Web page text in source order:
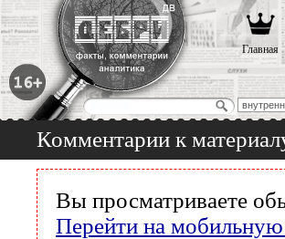
Главная
Комментарии к
Вы просматриваете
Перейти на